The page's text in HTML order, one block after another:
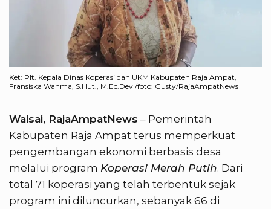
Ket: Plt. Kepala Dinas Koperasi dan UKM Kabupaten Raja Ampat,
Fransiska Wanma, S.Hut., M.Ec.Dev /foto: Gusty/RajaAmpatNews
Waisai, RajaAmpatNews – Pemerintah
Kabupaten Raja Ampat terus memperkuat
pengembangan ekonomi berbasis desa
melalui program Koperasi Merah Putih. Dari
total 71 koperasi yang telah terbentuk sejak
program ini diluncurkan, sebanyak 66 di